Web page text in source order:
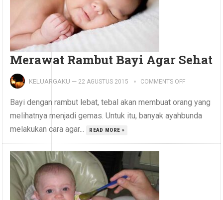
Merawat Rambut Bayi Agar Sehat
KELUARGAKU — 22 AGUSTUS 2015 COMMENTS OFF
Bayi dengan rambut lebat, tebal akan membuat orang yang
melihatnya menjadi gemas. Untuk itu, banyak ayahbunda
melakukan cara agar...
READ MORE »